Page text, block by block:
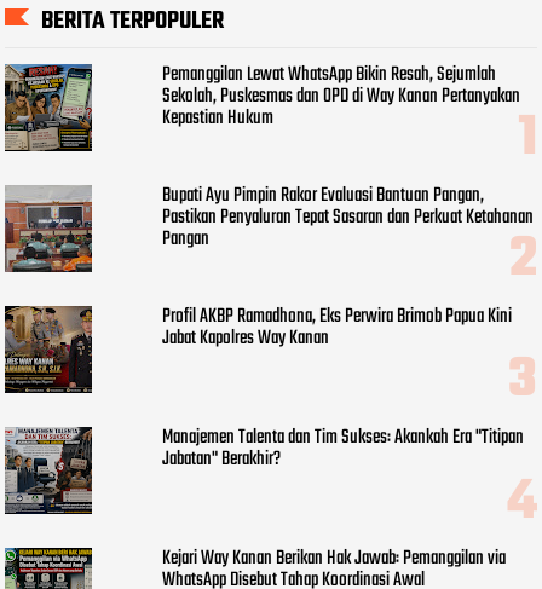
BERITA TERPOPULER
Pemanggilan Lewat WhatsApp Bikin Resah, Sejumlah
Sekolah, Puskesmas dan OPD di Way Kanan Pertanyakan
Kepastian Hukum
Bupati Ayu Pimpin Rakor Evaluasi Bantuan Pangan,
Pastikan Penyaluran Tepat Sasaran dan Perkuat Ketahanan
Pangan
Profil AKBP Ramadhona, Eks Perwira Brimob Papua Kini
Jabat Kapolres Way Kanan
Manajemen Talenta dan Tim Sukses: Akankah Era "Titipan
Jabatan" Berakhir?
Kejari Way Kanan Berikan Hak Jawab: Pemanggilan via
WhatsApp Disebut Tahap Koordinasi Awal